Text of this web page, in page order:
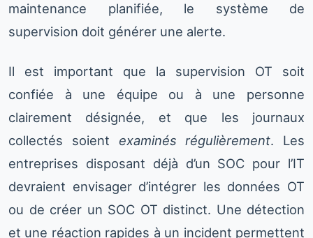
maintenance planifiée, le système de
supervision doit générer une alerte.
Il est important que la supervision OT soit
confiée à une équipe ou à une personne
clairement désignée, et que les journaux
collectés soient examinés régulièrement. Les
entreprises disposant déjà d’un SOC pour l’IT
devraient envisager d’intégrer les données OT
ou de créer un SOC OT distinct. Une détection
et une réaction rapides à un incident permettent